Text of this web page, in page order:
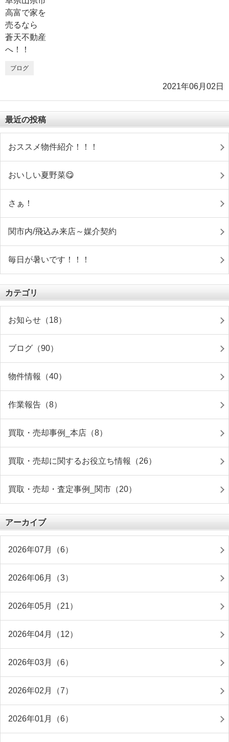
ブログ
2021年06月02日
最近の投稿
おススメ物件紹介！！！
おいしい夏野菜😋
さぁ！
関市内/飛込み来店～媒介契約
毎日が暑いです！！！
カテゴリ
お知らせ（18）
ブログ（90）
物件情報（40）
作業報告（8）
買取・売却事例_本店（8）
買取・売却に関するお役立ち情報（26）
買取・売却・査定事例_関市（20）
アーカイブ
2026年07月（6）
2026年06月（3）
2026年05月（21）
2026年04月（12）
2026年03月（6）
2026年02月（7）
2026年01月（6）